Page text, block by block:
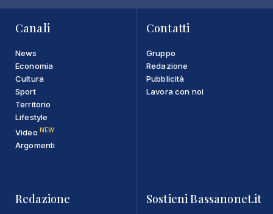
Canali
News
Economia
Cultura
Sport
Territorio
Lifestyle
Video NEW
Argomenti
Contatti
Gruppo
Redazione
Pubblicità
Lavora con noi
Redazione Sostieni Bassanonet.it